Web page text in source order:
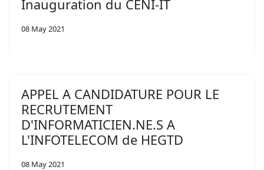
Inauguration du CENI-IT
08 May 2021
APPEL A CANDIDATURE POUR LE
RECRUTEMENT
D'INFORMATICIEN.NE.S A
L'INFOTELECOM de HEGTD
08 May 2021